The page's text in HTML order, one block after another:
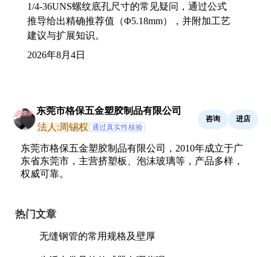
1/4-36UNS螺纹底孔尺寸的常见疑问，通过公式
推导给出精确推荐值（Φ5.18mm），并附加工艺
建议与扩展知识。
2026年8月4日
东莞市格保五金塑胶制品有限公司
法人:周锡权 通过真实性核验
咨询 进店
东莞市格保五金塑胶制品有限公司，2010年成立于广
东省东莞市，主营挤塑板、泡沫玻璃等，产品多样，
权威可靠。
热门文章
无缝钢管的常用规格及壁厚